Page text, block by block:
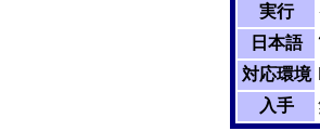
実行
日本語
対応環境
入手